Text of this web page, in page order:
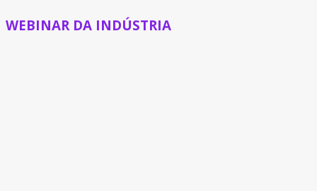
WEBINAR DA INDÚSTRIA